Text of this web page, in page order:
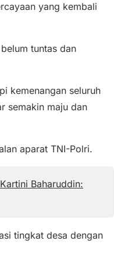
yang kembali
tuntas dan
kemenangan seluruh
semakin maju dan
aparat TNI-Polri.
Baharuddin:
tingkat desa dengan